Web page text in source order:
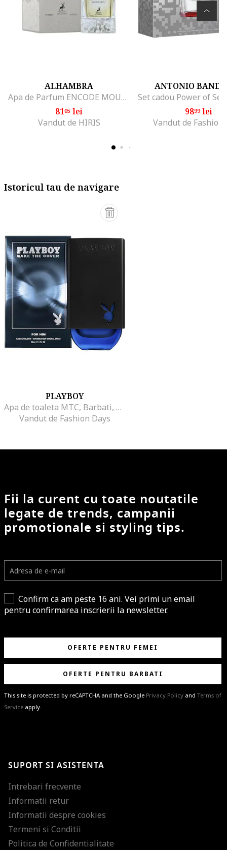
ALHAMBRA
Apa de Parfum ENCODE MOUNTAIN 100ML, note citrice, note lemnoase
8105 lei
Vandut de HIRIS
ANTONIO
9899lei
Vandut de Fashion
Istoricul tau de navigare
PLAYBOY
Apa de toaleta MTC, Barbati, 30ml
Vandut de Fashion Days
Fii la curent cu toate noutatile
legate de trends, campanii
promotionale si styling tips.
Confirm ca am peste 16 ani. Vei primi un email
pentru confirmarea inscrierii la newsletter.
OFERTE PENTRU FEMEI
OFERTE PENTRU BARBATI
This site is protected by reCAPTCHA and the Google Privacy Policy and Terms of
Service apply.
ultimele tendinte in moda!
SUPORT SI ASISTENTA
Intrebari frecvente
Informatii retur
Informatii despre cookies
Termeni si Conditii
Politica de Confidentialitate